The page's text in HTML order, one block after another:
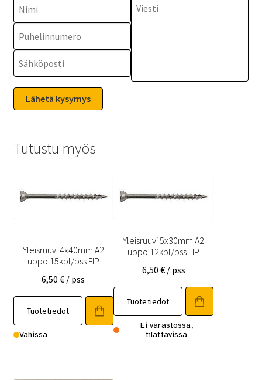
Tutustu myös
Yleisruuvi 4x40mm A2
uppo 15kpl/pss FIP
6,50€ / pss
Tuotetiedot
Vähissä
Yleisruuvi 5x30mm A2
uppo 12kpl/pss FIP
6,50 € / pss
Tuotetiedot
Ei varastossa,
tilattavissa